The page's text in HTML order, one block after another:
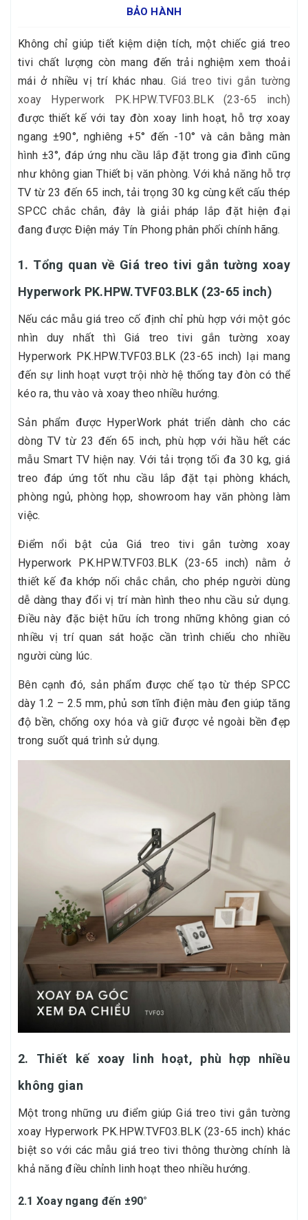
BẢO HÀNH
Không chỉ giúp tiết kiệm diện tích, một chiếc giá treo
tivi chất lượng còn mang đến trải nghiệm xem thoải
mái ở nhiều vị trí khác nhau. Giá treo tivi gắn tường
xoay Hyperwork PK.HPW.TVF03.BLK (23-65 inch)
được thiết kế với tay đòn xoay linh hoạt, hỗ trợ xoay
ngang ±90°, nghiêng +5° đến -10° và cân bằng màn
hình ±3°, đáp ứng nhu cầu lắp đặt trong gia đình cũng
như không gian Thiết bị văn phòng. Với khả năng hỗ trợ
TV từ 23 đến 65 inch, tải trọng 30 kg cùng kết cấu thép
SPCC chắc chắn, đây là giải pháp lắp đặt hiện đại
đang được Điện máy Tín Phong phân phối chính hãng.
1. Tổng quan về Giá treo tivi gắn tường xoay
Hyperwork PK.HPW.TVF03.BLK (23-65 inch)
Nếu các mẫu giá treo cố định chỉ phù hợp với một góc
nhìn duy nhất thì Giá treo tivi gắn tường xoay
Hyperwork PK.HPW.TVF03.BLK (23-65 inch) lại mang
đến sự linh hoạt vượt trội nhờ hệ thống tay đòn có thể
kéo ra, thu vào và xoay theo nhiều hướng.
Sản phẩm được HyperWork phát triển dành cho các
dòng TV từ 23 đến 65 inch, phù hợp với hầu hết các
mẫu Smart TV hiện nay. Với tải trọng tối đa 30 kg, giá
treo đáp ứng tốt nhu cầu lắp đặt tại phòng khách,
phòng ngủ, phòng họp, showroom hay văn phòng làm
việc.
Điểm nổi bật của Giá treo tivi gắn tường xoay
Hyperwork PK.HPW.TVF03.BLK (23-65 inch) nằm ở
thiết kế đa khớp nối chắc chắn, cho phép người dùng
dễ dàng thay đổi vị trí màn hình theo nhu cầu sử dụng.
Điều này đặc biệt hữu ích trong những không gian có
nhiều vị trí quan sát hoặc cần trình chiếu cho nhiều
người cùng lúc.
Bên cạnh đó, sản phẩm được chế tạo từ thép SPCC
dày 1.2 – 2.5 mm, phủ sơn tĩnh điện màu đen giúp tăng
độ bền, chống oxy hóa và giữ được vẻ ngoài bền đẹp
trong suốt quá trình sử dụng.
2. Thiết kế xoay linh hoạt, phù hợp nhiều
không gian
Một trong những ưu điểm giúp Giá treo tivi gắn tường
xoay Hyperwork PK.HPW.TVF03.BLK (23-65 inch) khác
biệt so với các mẫu giá treo tivi thông thường chính là
khả năng điều chỉnh linh hoạt theo nhiều hướng.
2.1 Xoay ngang đến ±90°